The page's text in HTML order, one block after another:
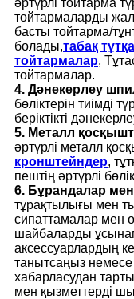
тойтармаларды
басты тойтарма/
болады,табақ
тойтармалар,
тойтармалар.
4. Дәнекерлеу
бөліктерін тиімді
беріктікті
5. Металл
әртүрлі металл
кронштейндер,
пештің әртүрлі
6. Бұрандалар
тұрақтылығы мен
сипаттамалар мен
шайбаларды
аксессуарлардың
танытсаңыз немесе
хабарласудан
мен қызметтерді